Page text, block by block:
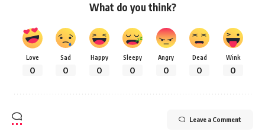
What do you think?
Love
0
Sad
0
Happy
0
Sleepy
0
Angry
0
Dead
0
Wink
0
Leave a Comment